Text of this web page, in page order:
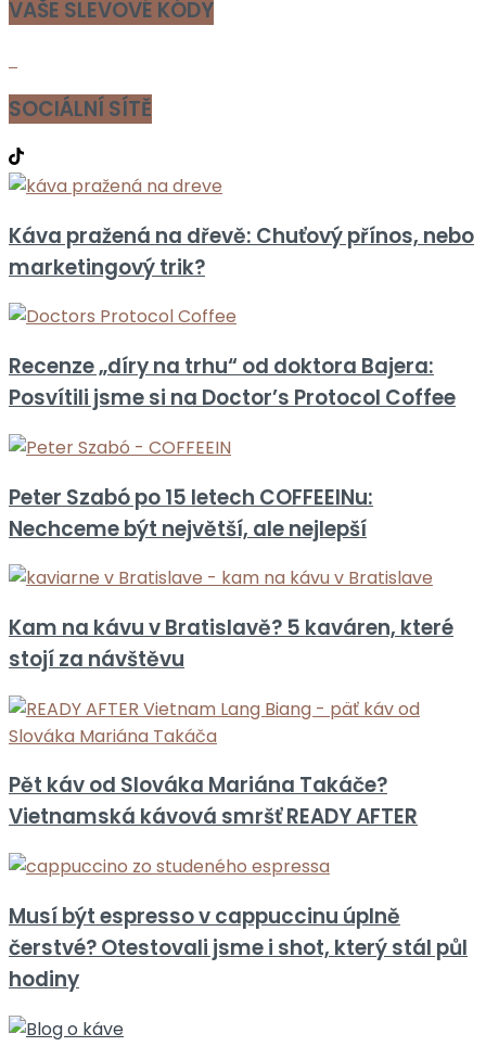
VAŠE SLEVOVÉ KÓDY
SOCIÁLNÍ SÍTĚ
Káva pražená na dřevě: Chuťový přínos, nebo
marketingový trik?
Recenze „díry na trhu“ od doktora Bajera:
Posvítili jsme si na Doctor’s Protocol Coffee
Peter Szabó po 15 letech COFFEEINu:
Nechceme být největší, ale nejlepší
Kam na kávu v Bratislavě? 5 kaváren, které
stojí za návštěvu
Pět káv od Slováka Mariána Takáče?
Vietnamská kávová smršť READY AFTER
Musí být espresso v cappuccinu úplně
čerstvé? Otestovali jsme i shot, který stál půl
hodiny